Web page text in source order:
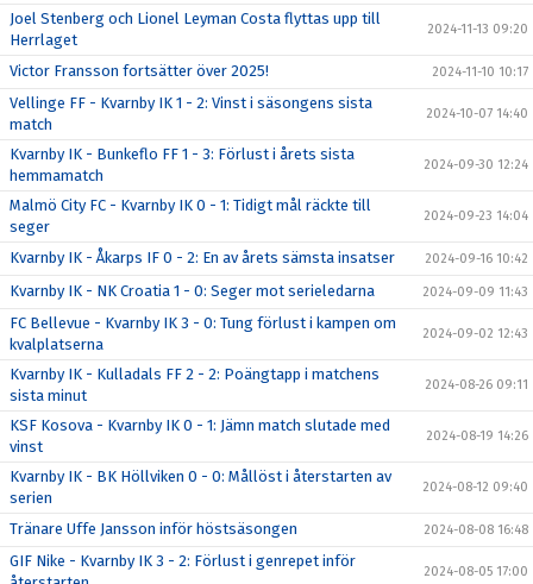
Joel Stenberg och Lionel Leyman Costa flyttas upp till
Herrlaget
2024-11-13 09:20
Victor Fransson fortsätter över 2025! 2024-11-10 10:17
Vellinge FF - Kvarnby IK 1 - 2: Vinst i säsongens sista
match
2024-10-07 14:40
Kvarnby IK - Bunkeflo FF 1 - 3: Förlust i årets sista
hemmamatch
2024-09-30 12:24
Malmö City FC - Kvarnby IK 0 - 1: Tidigt mål räckte till
seger
2024-09-23 14:04
Kvarnby IK - Åkarps IF 0 - 2: En av årets sämsta insatser 2024-09-16 10:42
Kvarnby IK - NK Croatia 1 - 0: Seger mot serieledarna 2024-09-09 11:43
FC Bellevue - Kvarnby IK 3 - 0: Tung förlust i kampen om
kvalplatserna
2024-09-02 12:43
Kvarnby IK - Kulladals FF 2 - 2: Poängtapp i matchens
sista minut
2024-08-26 09:11
KSF Kosova - Kvarnby IK 0 - 1: Jämn match slutade med
vinst
2024-08-19 14:26
Kvarnby IK - BK Höllviken 0 - 0: Mållöst i återstarten av
serien
2024-08-12 09:40
Tränare Uffe Jansson inför höstsäsongen 2024-08-08 16:48
GIF Nike - Kvarnby IK 3 - 2: Förlust i genrepet inför
2024-08-05 17:00